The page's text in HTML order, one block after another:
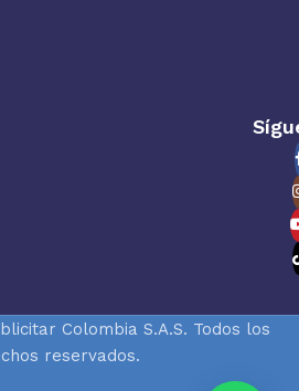
Colombia S.A.S. Todos los
reservados.